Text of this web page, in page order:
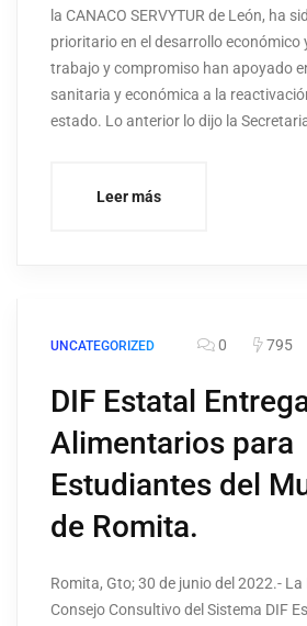
la CANACO SERVYTUR de León, ha
prioritario en el desarrollo económico
trabajo y compromiso han apoyado
sanitaria y económica a la
estado. Lo anterior lo dijo la
Leer más
UNCATEGORIZED 0 795
DIF Estatal
Alimentarios para
Estudiantes del
de Romita.
Romita, Gto; 30 de junio del 2022.- La
Consejo Consultivo del Sistema DIF